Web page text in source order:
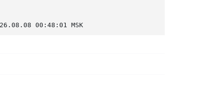
00:48:01 MSK